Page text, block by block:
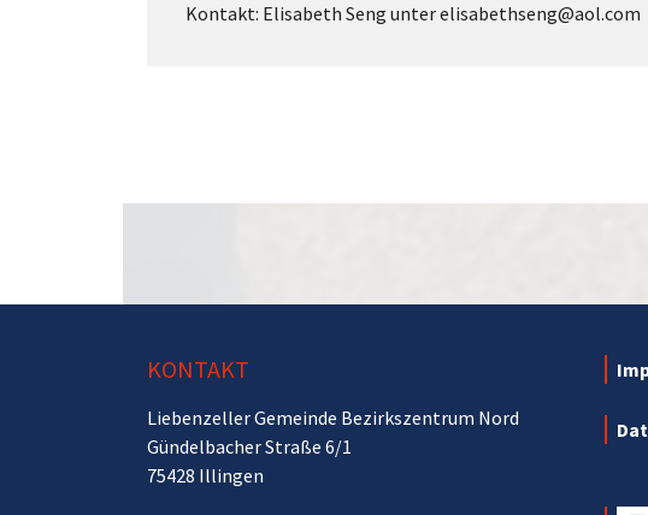
Kontakt: Elisabeth Seng unter elisabethseng@aol.com
KONTAKT
Liebenzeller Gemeinde Bezirkszentrum Nord
Gündelbacher Straße 6/1
75428 Illingen